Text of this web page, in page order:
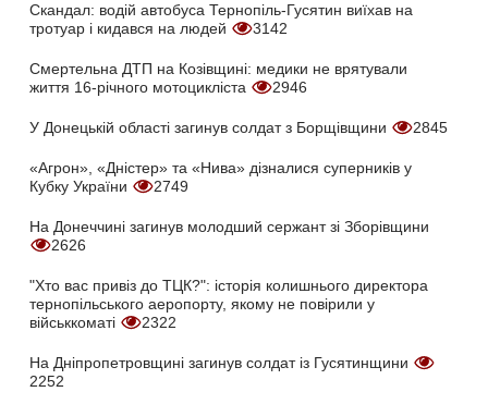
Скандал: водій автобуса Тернопіль-Гусятин виїхав на
тротуар і кидався на людей
3142
Смертельна ДТП на Козівщині: медики не врятували
життя 16-річного мотоцикліста
2946
У Донецькій області загинув солдат з Борщівщини 2845
«Агрон», «Дністер» та «Нива» дізналися суперників у
Кубку України
2749
На Донеччині загинув молодший сержант зі Зборівщини
2626
"Хто вас привіз до ТЦК?": історія колишнього директора
тернопільського аеропорту, якому не повірили у
військкоматі
2322
На Дніпропетровщині загинув солдат із Гусятинщини
2252